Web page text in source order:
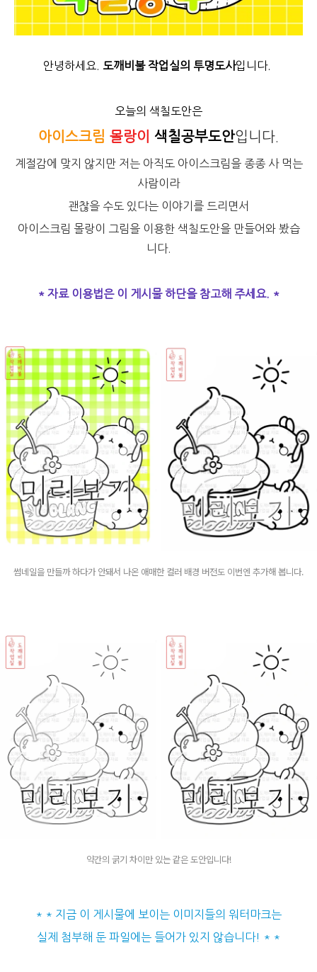
안녕하세요. 도깨비불 작업실의 투명도사입니다.
오늘의 색칠도안은
아이스크림 몰랑이 색칠공부도안입니다.
계절감에 맞지 않지만 저는 아직도 아이스크림을 종종 사 먹는
사람이라
괜찮을 수도 있다는 이야기를 드리면서
아이스크림 몰랑이 그림을 이용한 색칠도안을 만들어와 봤습
니다.
* 자료 이용법은 이 게시물 하단을 참고해 주세요. *
썸네일을 만들까 하다가 안돼서 나온 애매한 컬러 배경 버전도 이번엔 추가해 봅니다.
약간의 굵기 차이만 있는 같은 도안입니다!
* * 지금 이 게시물에 보이는 이미지들의 워터마크는
실제 첨부해 둔 파일에는 들어가 있지 않습니다! * *